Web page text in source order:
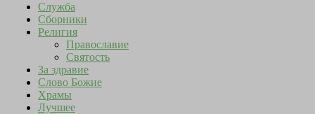
Служба
Сборники
Религия
Православие
Святость
За здравие
Слово Божие
Храмы
Лучшее